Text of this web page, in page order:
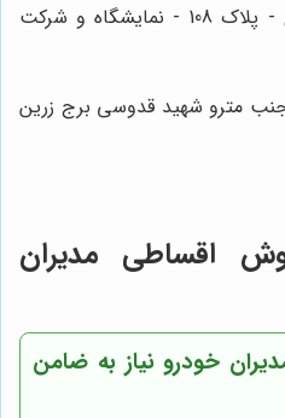
پاساژ تیراژه - نبش کوچه زارع - پلاک 108 - نمایشگاه و شرکت
مترو شهید قدوسی برج زرین
اقساطی مدیران
خودرو نیاز به ضامن